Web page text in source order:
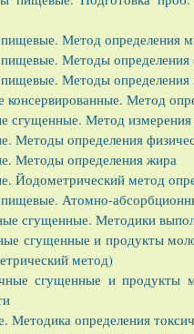
Метод определения
Методы определения
Методы определения
Метод
Метод измерения
определения
Методы определения жира
Йодометрический метод
Атомно-
сгущенные. Методики
сгущенные и продукты
метод)
сгущенные и продукты
определения